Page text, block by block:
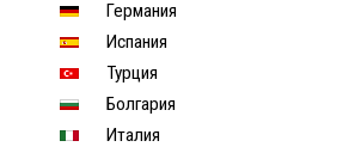
Германия
Испания
Турция
Болгария
Италия